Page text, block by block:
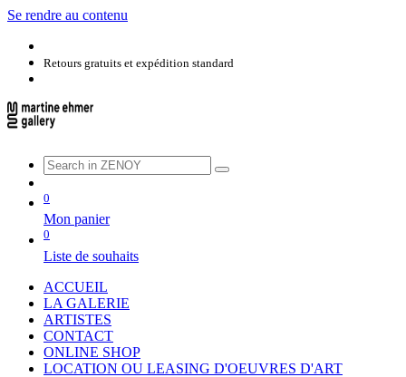
Se rendre au contenu
Retours gratuits et expédition standard
0
Mon panier
0
Liste de souhaits
ACCUEIL
LA GALERIE
ARTISTES
CONTACT
ONLINE SHOP
LOCATION OU LEASING D'OEUVRES D'ART